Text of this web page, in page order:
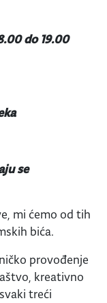
do 19.00
se
mi ćemo od tih
bića.
provođenje
kreativno
treći